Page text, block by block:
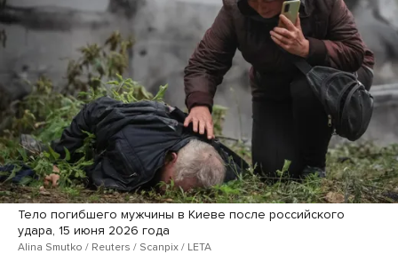
Тело погибшего мужчины в Киеве после российского
удара, 15 июня 2026 года
Alina Smutko / Reuters / Scanpix / LETA